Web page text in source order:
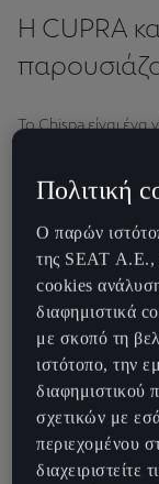
Η CUPRA
Το Chispa είναι
την εταιρεία
Βασισμένο στο
γκαράζ, εκπέμπει
σύντροφός σας σε
διαθέσιμο για
Πολιτική
Ο παρών
της SEAT Α.Ε.,
cookies
διαφημιστικά
με σκοπό τη
ιστότοπο, την
διαφημιστικού
σχετικών με
περιεχομένου
διαχειριστείτε